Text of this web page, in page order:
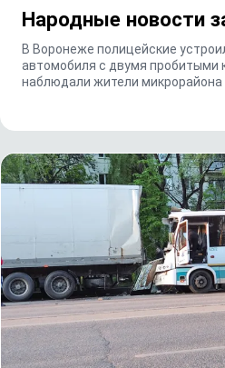
Народные новости
В Воронеже полицейские
автомобиля с двумя пробитыми
наблюдали жители